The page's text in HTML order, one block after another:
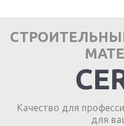
Качество для
для